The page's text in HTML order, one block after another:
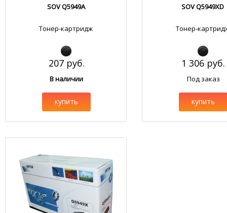
SOV Q5949A
Тонер-картридж
207 руб.
В наличии
купить
SOV Q5949XD
Тонер-
1 306 руб.
Под заказ
купить